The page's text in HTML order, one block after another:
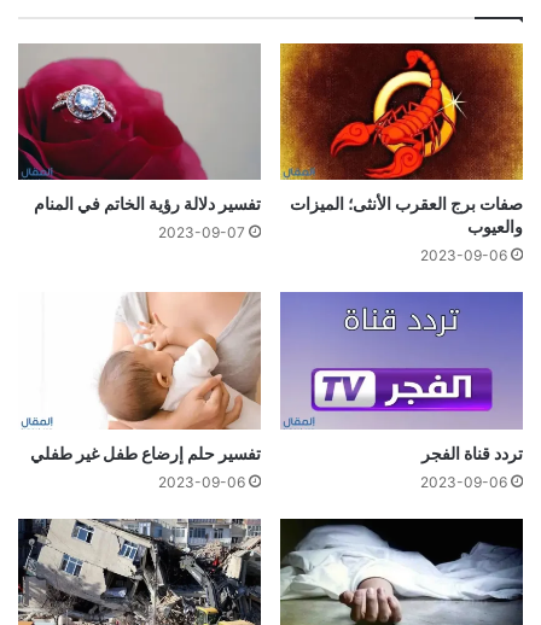
صفات برج العقرب الأنثى؛ الميزات
والعيوب
2023-09-06
تفسير دلالة رؤية الخاتم في المنام
2023-09-07
تردد قناة الفجر
2023-09-06
تفسير حلم إرضاع طفل غير طفلي
2023-09-06